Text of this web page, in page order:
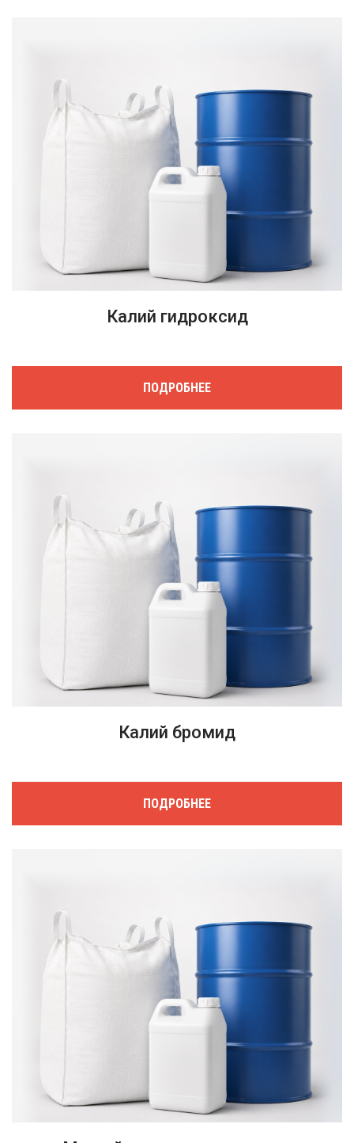
Калий гидроксид
ПОДРОБНЕЕ
Калий бромид
ПОДРОБНЕЕ